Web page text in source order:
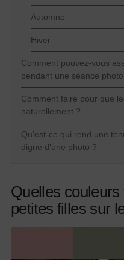
Automne
Hiver
Comment pouvez-vous
pendant une séance
Comment faire pour que
naturellement ?
Qu'est-ce qui rend une
digne d'une photo ?
Quelles
petites filles sur